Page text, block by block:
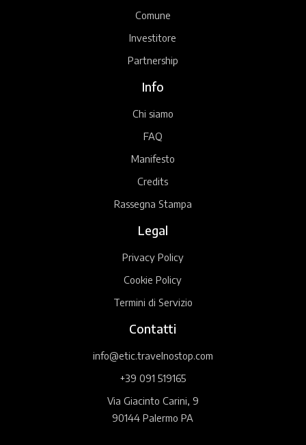
Comune
Investitore
Partnership
Info
Chi siamo
FAQ
Manifesto
Credits
Rassegna Stampa
Legal
Privacy Policy
Cookie Policy
Termini di Servizio
Contatti
info@etic.travelnostop.com
+39 091 519165
Via Giacinto Carini, 9
90144 Palermo PA